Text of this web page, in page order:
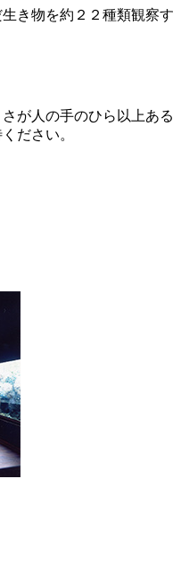
き物を約２２種類観察す
が人の手のひら以上ある
ださい。